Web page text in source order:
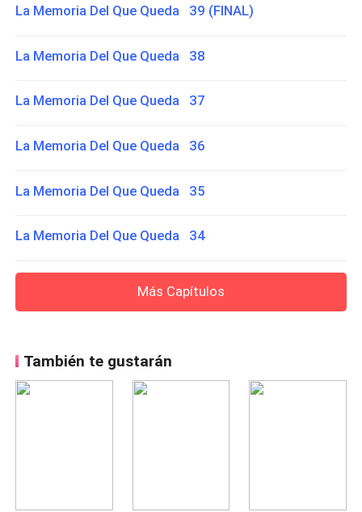
La Memoria Del Que Queda 39 (FINAL)
La Memoria Del Que Queda 38
La Memoria Del Que Queda 37
La Memoria Del Que Queda 36
La Memoria Del Que Queda 35
La Memoria Del Que Queda 34
Más Capítulos
También te gustarán